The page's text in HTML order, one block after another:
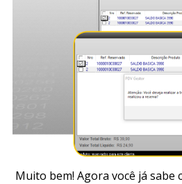
Muito bem! Agora você já sabe